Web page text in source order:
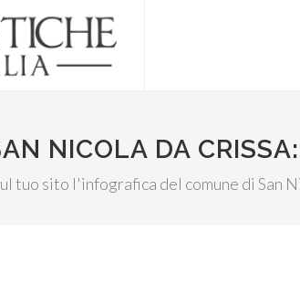
NICOLA DA
tuo sito l'infografica del comune di San